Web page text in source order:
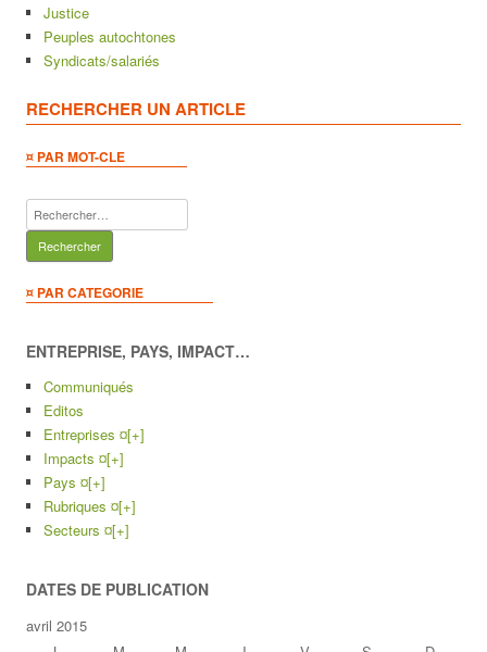
Justice
Peuples autochtones
Syndicats/salariés
RECHERCHER UN ARTICLE
¤ PAR MOT-CLE
Rechercher :
¤ PAR CATEGORIE
ENTREPRISE, PAYS, IMPACT…
Communiqués
Editos
Entreprises ¤[+]
Impacts ¤[+]
Pays ¤[+]
Rubriques ¤[+]
Secteurs ¤[+]
DATES DE PUBLICATION
avril 2015